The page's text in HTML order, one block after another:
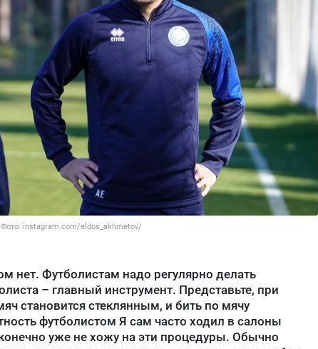
Фото: instagram.com/eldos_akhmetov/
нет. Футболистам надо регулярно делать
– главный инструмент. Представьте, при
становится стеклянным, и бить по мячу
футболистом Я сам часто ходил в салоны
уже не хожу на эти процедуры. Обычно